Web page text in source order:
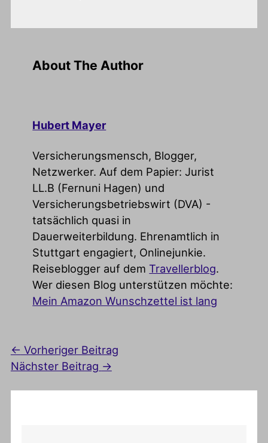
About The Author
Hubert Mayer
Versicherungsmensch, Blogger,
Netzwerker. Auf dem Papier: Jurist
LL.B (Fernuni Hagen) und
Versicherungsbetriebswirt (DVA) -
tatsächlich quasi in
Dauerweiterbildung. Ehrenamtlich in
Stuttgart engagiert, Onlinejunkie.
Reiseblogger auf dem Travellerblog.
Wer diesen Blog unterstützen möchte:
Mein Amazon Wunschzettel ist lang
← Vorheriger Beitrag
Nächster Beitrag →